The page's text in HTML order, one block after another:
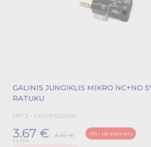
GALINIS JUNGIKLIS MIKRO NC+NO
RATUKU
MFI.3 - GIOVENZANA
3.67 € 4.32 € -15% – tik internetu
Su PVM